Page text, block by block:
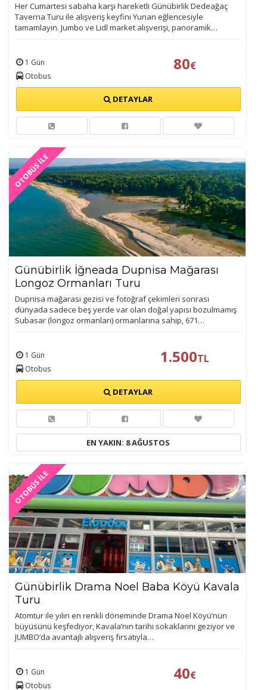
Arada!
Her Cumartesi sabaha karşı hareketli Günübirlik Dedeağaç
Taverna Turu ile alışveriş keyfini Yunan eğlencesiyle
tamamlayın. Jumbo ve Lidl market alışverişi, panoramik…
1 Gün
Otobus
80€
DETAYLAR
OTOBÜS İLE
Günübirlik İğneada Dupnisa Mağarası
Longoz Ormanları Turu
Dupnisa mağarası gezisi ve fotoğraf çekimleri sonrası
dünyada sadece beş yerde var olan doğal yapısı bozulmamış
Subasar (longoz ormanları) ormanlarına sahip, 671…
1 Gün
Otobus
1.500TL
DETAYLAR
EN YAKIN: 8 AĞUSTOS
OTOBÜS İLE
Günübirlik Drama Noel Baba Köyü Kavala
Turu
Atomtur ile yılın en renkli döneminde Drama Noel Köyü’nün
büyüsünü keşfediyor, Kavala’nın tarihi sokaklarını geziyor ve
JUMBO’da avantajlı alışveriş fırsatıyla…
1 Gün
Otobus
40€